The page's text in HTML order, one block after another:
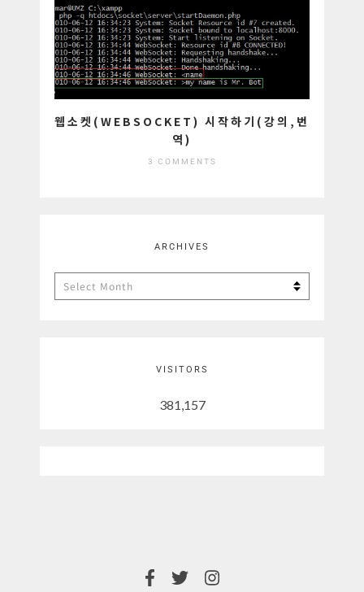
웹소켓(WEBSOCKET) 시작하기(강의,번
역)
3 COMMENTS
ARCHIVES
Archives
VISITORS
381,157